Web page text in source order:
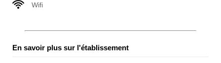
Wifi
En savoir plus sur l'établissement